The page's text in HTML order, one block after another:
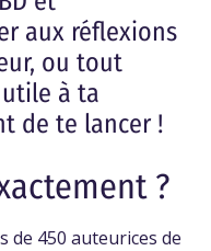
aux réflexions
ou tout
à ta
de te lancer !
?
de 450 auteurices de